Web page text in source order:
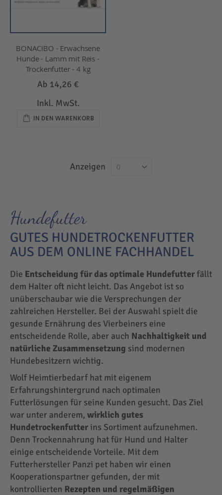
BONACIBO - Erwachsene
Hunde - Lamm mit Reis -
Trockenfutter - 4 kg
Ab 14,26 €
Inkl. MwSt.
IN DEN WARENKORB
Anzeigen
Hundefutter
GUTES HUNDETROCKENFUTTER
AUS DEM ONLINE FACHHANDEL
Die Entscheidung für das optimale Hundefutterfällt
dem Halter oft nicht leicht. Das Angebot ist so
unüberschaubar wie die Versprechungen der
zahlreichen Hersteller. Bei der Auswahl spielt die
gesunde Ernährung des Vierbeiners eine
entscheidende Rolle, aber auch Nachhaltigkeit und
natürliche Zusammensetzung sind modernen
Hundebesitzern wichtig.
Wolf Heimtierbedarf hat mit eigenem
Erfahrungshintergrund nach optimalen
Futterlösungen für seine Kunden gesucht. Das Ziel
war unter anderem, wirklich gutes
Hundetrockenfutter ins Sortiment aufzunehmen.
Denn Trockennahrung hat für Hund und Halter
einige entscheidende Vorteile. Mit dem
Futterhersteller Panzi pet haben wir einen
Kooperationspartner gefunden, der mit
kontrollierten Rezepten und regelmäßigen